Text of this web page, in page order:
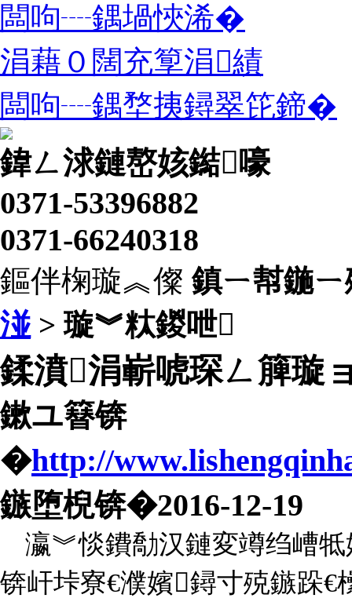
闆呴┈鍝堝悏浠�
涓藉０闊充箰涓績
闆呴┈鍝堥挗鐞翠笓鍗�
鍏ㄥ浗鏈嶅姟鐑嚎
0371-53396882
0371-66240318
鏂伴椈璇︽儏 鎮ㄧ幇鍦
湴 > 璇︾粏鍐呭
鍒濆涓嶄唬琛ㄥ簲璇
鏉ユ簮锛
�http://
鏃堕棿锛�2016-12-19
瀛︾惔鐨勪汉鏈変竴绉嶆
锛屽垰寮€濮嬪鐞寸殑鏃跺